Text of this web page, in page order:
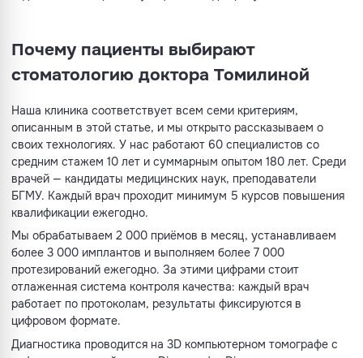
Почему пациенты выбирают
стоматологию доктора Томилиной
Наша клиника соответствует всем семи критериям,
описанным в этой статье, и мы открыто рассказываем о
своих технологиях. У нас работают 60 специалистов со
средним стажем 10 лет и суммарным опытом 180 лет. Среди
врачей — кандидаты медицинских наук, преподаватели
БГМУ. Каждый врач проходит минимум 5 курсов повышения
квалификации ежегодно.
Мы обрабатываем 2 000 приёмов в месяц, устанавливаем
более 3 000 имплантов и выполняем более 7 000
протезирований ежегодно. За этими цифрами стоит
отлаженная система контроля качества: каждый врач
работает по протоколам, результаты фиксируются в
цифровом формате.
Диагностика проводится на 3D компьютерном томографе с